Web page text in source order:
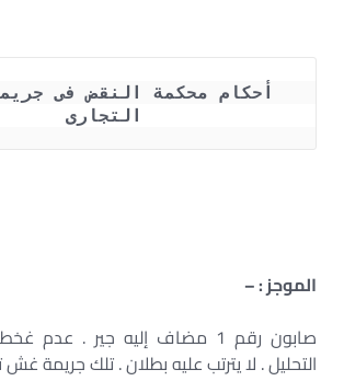
التجارى
الموجز : –
صابون رقم 1 مضاف إليه جير . عدم
التحليل . لا يترتب عليه بطلان . تلك جريمة غش